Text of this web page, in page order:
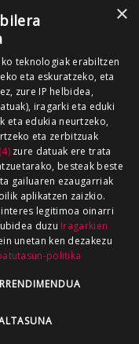
×
teknologiak erabiltzen
eta eskuratzeko, eta
zure IP helbidea,
iragarki eta eduki
eta edukia neurtzeko,
eta zerbitzuak
zure datuak ere trata
besteak beste
gailuaren ezaugarriak
aplikatzen zaizkio.
legitimoa oinarri
duzu Iragarkien
unetan ken dezakezu
politika